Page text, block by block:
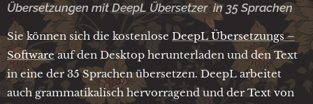
Übersetzungen mitDeepL Übersetzerin 35 Sprachen
Sie können sich die kostenlose DeepL Übersetzungs –
Softwareauf den Desktop herunterladen und den Text
in eine der 35 Sprachen übersetzen. DeepL arbeitet
auch grammatikalisch hervorragend und der Text von